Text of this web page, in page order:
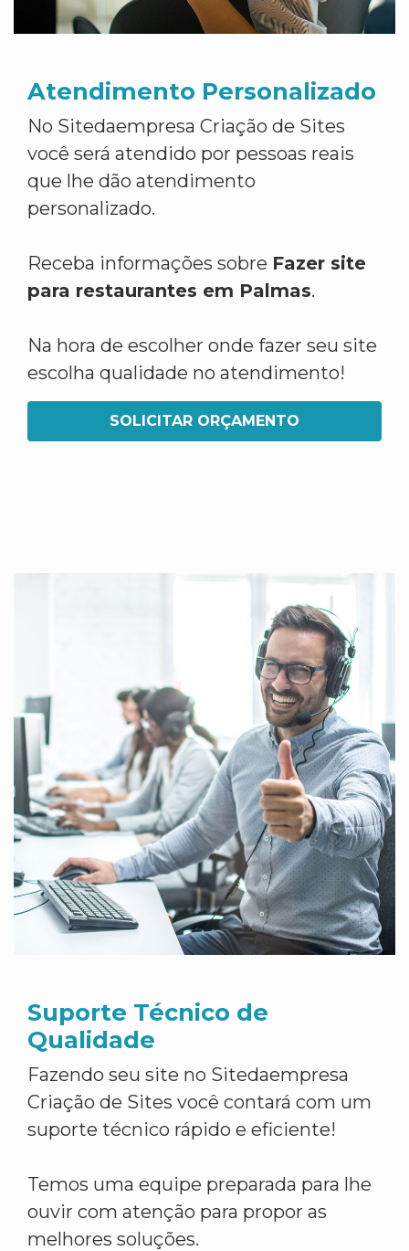
Atendimento Personalizado
No Sitedaempresa Criação de Sites
você será atendido por pessoas reais
que lhe dão atendimento
personalizado.
Receba informações sobre Fazer site
para restaurantes em Palmas.
Na hora de escolher onde fazer seu site
escolha qualidade no atendimento!
SOLICITAR ORÇAMENTO
Suporte Técnico de
Qualidade
Fazendo seu site no Sitedaempresa
Criação de Sites você contará com um
suporte técnico rápido e eficiente!
Temos uma equipe preparada para lhe
ouvir com atenção para propor as
melhores soluções.